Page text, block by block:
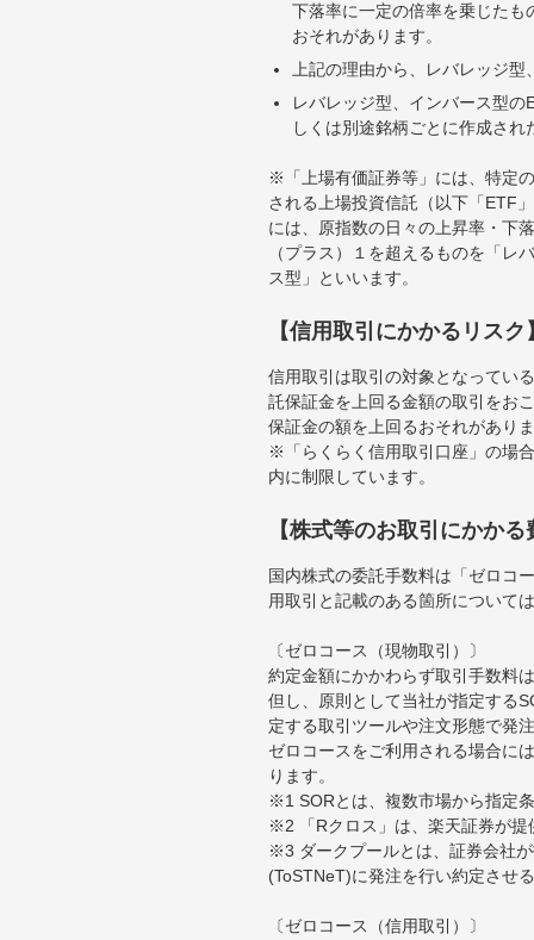
下落率に一定の倍率を乗じた
おそれがあります。
上記の理由から、レバレッジ
レバレッジ型、インバース型
しくは別途銘柄ごとに作成さ
※「上場有価証券等」には、特定
される上場投資信託（以下「ETF
には、原指数の日々の上昇率・下
（プラス）１を超えるものを「
ス型」といいます。
【信用取引にかかるリスク
信用取引は取引の対象となってい
託保証金を上回る金額の取引をお
保証金の額を上回るおそれがあり
※「らくらく信用取引口座」の場
内に制限しています。
【株式等のお取引にかかる
国内株式の委託手数料は「ゼロコ
用取引と記載のある箇所について
〔ゼロコース（現物取引）〕
約定金額にかかわらず取引手数料
但し、原則として当社が指定する
定する取引ツールや注文形態で発
ゼロコースをご利用される場合に
ります。
※1 SORとは、複数市場から指定
※2 「Rクロス」は、楽天証券が
※3 ダークプールとは、証券会社
(ToSTNeT)に発注を行い約定させ
〔ゼロコース（信用取引）〕